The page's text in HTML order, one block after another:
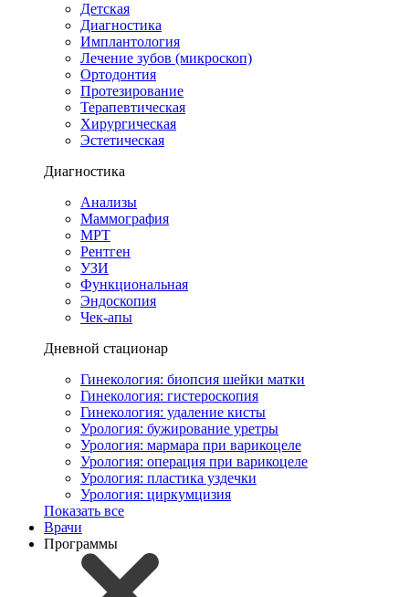
Детская
Диагностика
Имплантология
Лечение зубов (микроскоп)
Ортодонтия
Протезирование
Терапевтическая
Хирургическая
Эстетическая
Диагностика
Анализы
Маммография
МРТ
Рентген
УЗИ
Функциональная
Эндоскопия
Чек-апы
Дневной стационар
Гинекология: биопсия шейки матки
Гинекология: гистероскопия
Гинекология: удаление кисты
Урология: бужирование уретры
Урология: мармара при варикоцеле
Урология: операция при варикоцеле
Урология: пластика уздечки
Урология: циркумцизия
Показать все
Врачи
Программы